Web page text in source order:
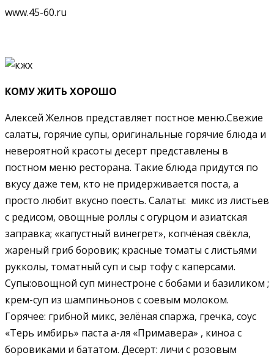
www.45-60.ru
КОМУ ЖИТЬ ХОРОШО
Алексей Желнов представляет постное меню.Свежие
салаты, горячие супы, оригинальные горячие блюда и
невероятной красоты десерт представлены в
постном меню ресторана. Такие блюда придутся по
вкусу даже тем, кто не придерживается поста, а
просто любит вкусно поесть. Салаты: микс из листьев
с редисом, овощные роллы с огурцом и азиатская
заправка; «капустный винегрет», копчёная свёкла,
жареный гриб боровик; красные томаты с листьями
рукколы, томатный суп и сыр тофу с каперсами.
Супы:овощной суп минестроне с бобами и базиликом ;
крем-суп из шампиньонов с соевым молоком.
Горячее: грибной микс, зелёная спаржа, гречка, соус
«Терь имбирь» паста а-ля «Примавера» , киноа с
боровиками и бататом. Десерт: личи с розовым